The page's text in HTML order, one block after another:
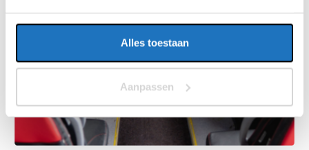
Alles toestaan
Aanpassen